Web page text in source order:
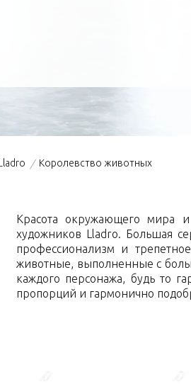
/ Королевство животных
Красота окружающего мира и
художников Lladro. Большая
профессионализм и
животные, выполненные с
каждого персонажа, будь то
пропорций и гармонично